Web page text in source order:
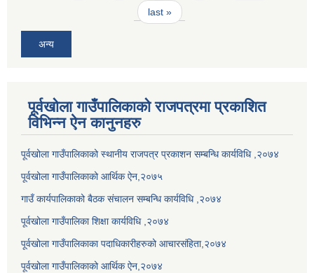
last »
अन्य
पूर्वखोला गाउँपालिकाको राजपत्रमा प्रकाशित
विभिन्न ऐन कानुनहरु
पूर्वखोला गाउँपालिकाको स्थानीय राजपत्र प्रकाशन सम्बन्धि कार्यविधि ,२०७४
पूर्वखोला गाउँपालिकाको आर्थिक ऐन,२०७५
गाउँ कार्यपालिकाको बैठक संचालन सम्बन्धि कार्यविधि ,२०७४
पूर्वखोला गाउँपालिका शिक्षा कार्यविधि ,२०७४
पूर्वखोला गाउँपालिकाका पदाधिकारीहरुको आचारसंहिता,२०७४
पूर्वखोला गाउँपालिकाको आर्थिक ऐन,२०७४